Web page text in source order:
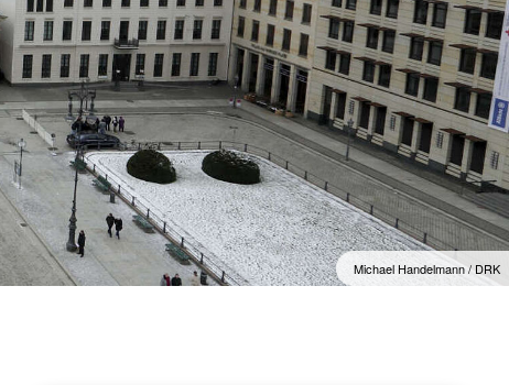
Michael Handelmann / DRK